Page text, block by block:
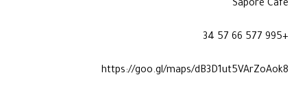
Sapore Cafe
+995 577 66 57 34
https://goo.gl/maps/dB3D1ut5VArZoAok8